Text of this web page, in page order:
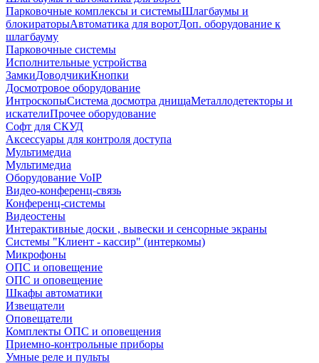
Парковочные комплексы и системыШлагбаумы и
блокираторыАвтоматика для воротДоп. оборудование к
шлагбауму
Парковочные системы
Исполнительные устройства
ЗамкиДоводчикиКнопки
Досмотровое оборудование
ИнтроскопыСистема досмотра днищаМеталлодетекторы и
искателиПрочее оборудование
Софт для СКУД
Аксессуары для контроля доступа
Мультимедиа
Мультимедиа
Оборудование VoIP
Видео-конференц-связь
Конференц-системы
Видеостены
Интерактивные доски , вывески и сенсорные экраны
Системы "Клиент - кассир" (интеркомы)
Микрофоны
ОПС и оповещение
ОПС и оповещение
Шкафы автоматики
Извещатели
Оповещатели
Комплекты ОПС и оповещения
Приемно-контрольные приборы
Умные реле и пульты